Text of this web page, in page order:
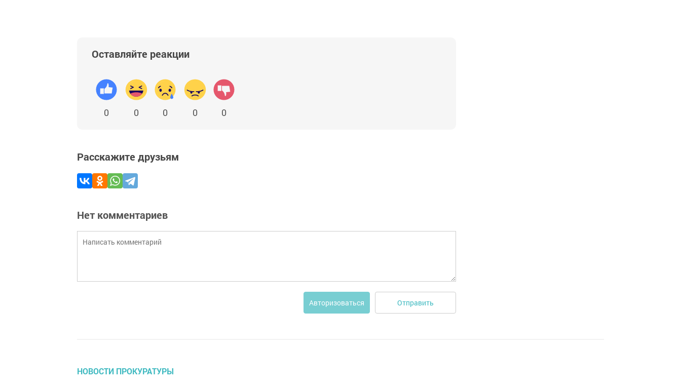
Оставляйте реакции
0 0 0 0 0
Расскажите друзьям
Нет комментариев
Авторизоваться Отправить
НОВОСТИ ПРОКУРАТУРЫ